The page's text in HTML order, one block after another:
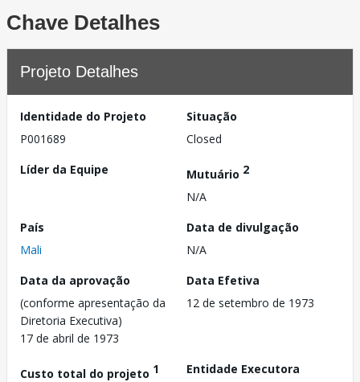
Chave Detalhes
Projeto Detalhes
Identidade do Projeto
P001689
Situação
Closed
Líder da Equipe
Mutuário 2
N/A
País
Mali
Data de divulgação
N/A
Data da aprovação
(conforme apresentação da
Diretoria Executiva)
17 de abril de 1973
Data Efetiva
12 de setembro de 1973
Custo total do projeto 1
Entidade Executora